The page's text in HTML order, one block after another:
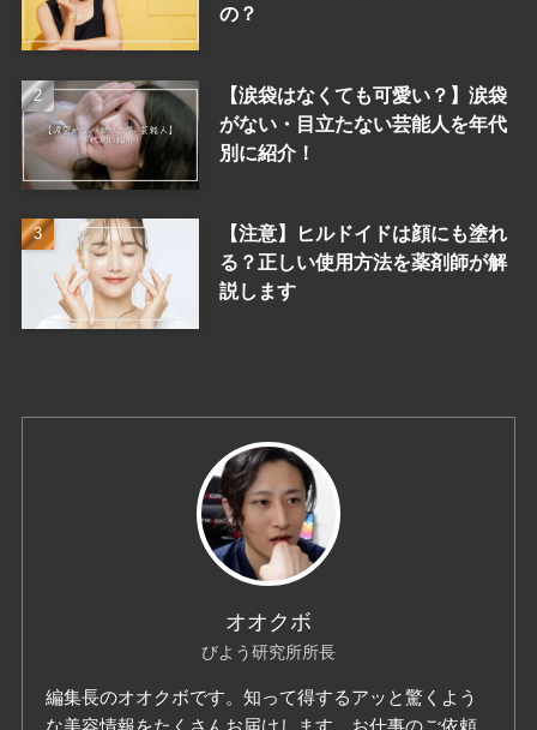
の？
【涙袋はなくても可愛い？】涙袋
がない・目立たない芸能人を年代
別に紹介！
【注意】ヒルドイドは顔にも塗れ
る？正しい使用方法を薬剤師が解
説します
オオクボ
びよう研究所所長
編集長のオオクボです。知って得するアッと驚くよう
な美容情報をたくさんお届けします。お仕事のご依頼